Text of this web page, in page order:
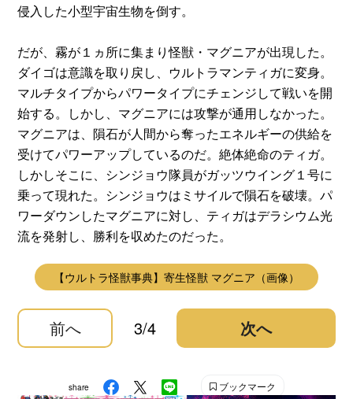
侵入した小型宇宙生物を倒す。
だが、霧が１ヵ所に集まり怪獣・マグニアが出現した。
ダイゴは意識を取り戻し、ウルトラマンティガに変身。
マルチタイプからパワータイプにチェンジして戦いを開
始する。しかし、マグニアには攻撃が通用しなかった。
マグニアは、隕石が人間から奪ったエネルギーの供給を
受けてパワーアップしているのだ。絶体絶命のティガ。
しかしそこに、シンジョウ隊員がガッツウイング１号に
乗って現れた。シンジョウはミサイルで隕石を破壊。パ
ワーダウンしたマグニアに対し、ティガはデラシウム光
流を発射し、勝利を収めたのだった。
【ウルトラ怪獣事典】寄生怪獣 マグニア（画像）
前へ 3/4 次へ
share ブックマーク